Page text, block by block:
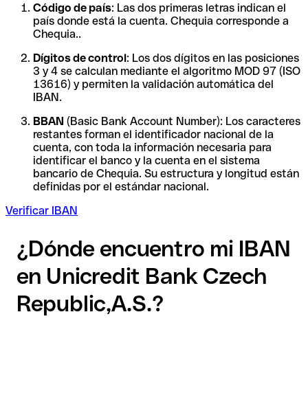
Código de país: Las dos primeras letras indican el
país donde está la cuenta. Chequia corresponde a
Chequia..
Dígitos de control: Los dos dígitos en las posiciones
3 y 4 se calculan mediante el algoritmo MOD 97 (ISO
13616) y permiten la validación automática del
IBAN.
BBAN (Basic Bank Account Number): Los caracteres
restantes forman el identificador nacional de la
cuenta, con toda la información necesaria para
identificar el banco y la cuenta en el sistema
bancario de Chequia. Su estructura y longitud están
definidas por el estándar nacional.
Verificar IBAN
¿Dónde encuentro mi IBAN
en Unicredit Bank Czech
Republic,A.S.?